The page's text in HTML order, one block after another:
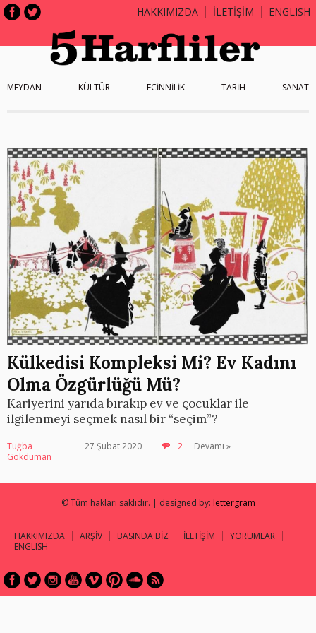
HAKKIMIZDA İLETİŞİM ENGLISH
MEYDAN KÜLTÜR ECİNNİLİK TARİH SANAT
Külkedisi Kompleksi Mi? Ev Kadını
Olma Özgürlüğü Mü?
Kariyerini yarıda bırakıp ev ve çocuklar ile
ilgilenmeyi seçmek nasıl bir “seçim”?
Tuğba
Gökduman
27 Şubat 2020 2 Devamı »
© Tüm hakları saklıdır. | designed by: lettergram
HAKKIMIZDA ARŞİV BASINDA BİZ İLETİŞİM
YORUMLAR
ENGLISH